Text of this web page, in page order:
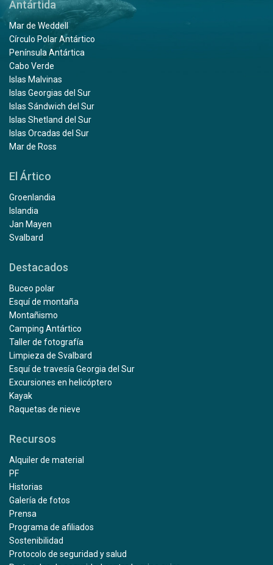
Antártida
Mar de Weddell
Círculo Polar Antártico
Península Antártica
Cabo Verde
Islas Malvinas
Islas Georgias del Sur
Islas Sándwich del Sur
Islas Shetland del Sur
Islas Orcadas del Sur
Mar de Ross
El Ártico
Groenlandia
Islandia
Jan Mayen
Svalbard
Destacados
Buceo polar
Esquí de montaña
Montañismo
Camping Antártico
Taller de fotografía
Limpieza de Svalbard
Esquí de travesía Georgia del Sur
Excursiones en helicóptero
Kayak
Raquetas de nieve
Recursos
Alquiler de material
PF
Historias
Galería de fotos
Prensa
Programa de afiliados
Sostenibilidad
Protocolo de seguridad y salud